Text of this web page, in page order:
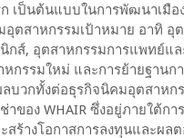
เป็นต้นแบบในการพัฒนาเมือ
อุตสาหกรรมเป้าหมาย อาทิ
กส์, อุตสาหกรรมการแพทย์แ
กรรมใหม่ และการย้ายฐานก
ลบวกทั้งต่อธุรกิจนิคมอุตสาหก
าของ WHAIR ซึ่งอยู่ภายใต้ก
ะสร้างโอกาสการลงทุนและผ